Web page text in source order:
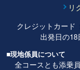
リ
クレジットカード
出発日の18
■現地係員について
全コースとも添乗